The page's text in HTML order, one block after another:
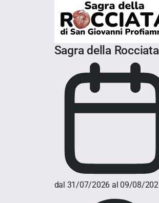
Sagra della Rocciata
dal 31/07/2026 al 09/08/